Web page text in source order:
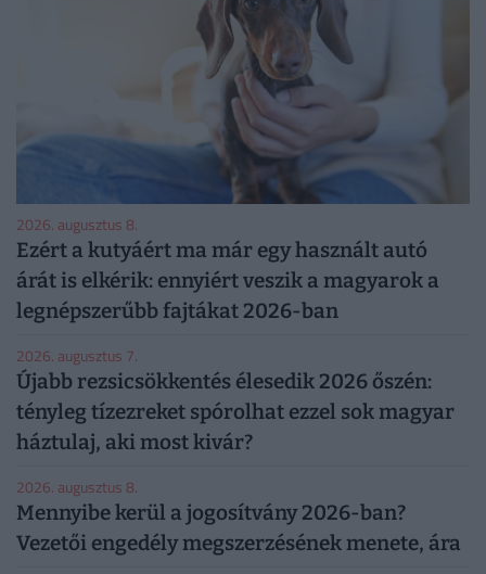
2026. augusztus 8.
Ezért a kutyáért ma már egy használt autó
árát is elkérik: ennyiért veszik a magyarok a
legnépszerűbb fajtákat 2026-ban
2026. augusztus 7.
Újabb rezsicsökkentés élesedik 2026 őszén:
tényleg tízezreket spórolhat ezzel sok magyar
háztulaj, aki most kivár?
2026. augusztus 8.
Mennyibe kerül a jogosítvány 2026-ban?
Vezetői engedély megszerzésének menete, ára